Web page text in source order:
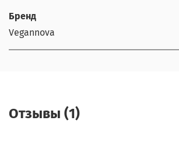
Бренд
Vegannova
Отзывы (1)